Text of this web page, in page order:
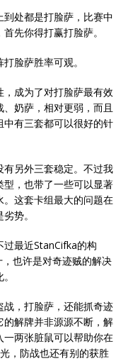
处都是打脸萨，比赛中
先你得打赢打脸萨。
脸萨胜率可观。
成为了对打脸萨最有效
奶萨，相对更弱，而且
有三套都可以很好的针
另外三套稳定。不过我
，也带了一些可以显著
这套卡组最大的问题在
势。
最近StanCifka的构
也许是对奇迹贼的解决
，打脸萨，还能抓奇迹
解牌并非源源不断，解
两张脏鼠可以帮助你在
，防战也还有别的获胜